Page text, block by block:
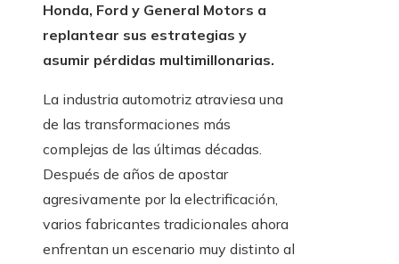
Honda, Ford y General Motors a
replantear sus estrategias y
asumir pérdidas multimillonarias.
La industria automotriz atraviesa una
de las transformaciones más
complejas de las últimas décadas.
Después de años de apostar
agresivamente por la electrificación,
varios fabricantes tradicionales ahora
enfrentan un escenario muy distinto al